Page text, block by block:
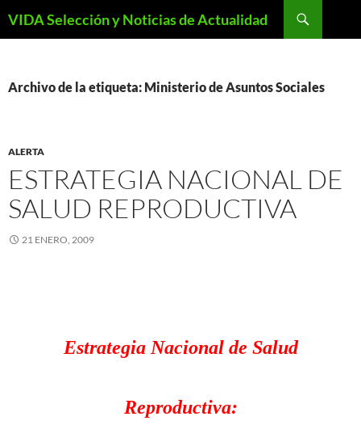
VIDA Selección y Noticias de Actualidad
Archivo de la etiqueta: Ministerio de Asuntos Sociales
ALERTA
ESTRATEGIA NACIONAL DE
SALUD REPRODUCTIVA
21 ENERO, 2009
Estrategia Nacional de Salud
Reproductiva: